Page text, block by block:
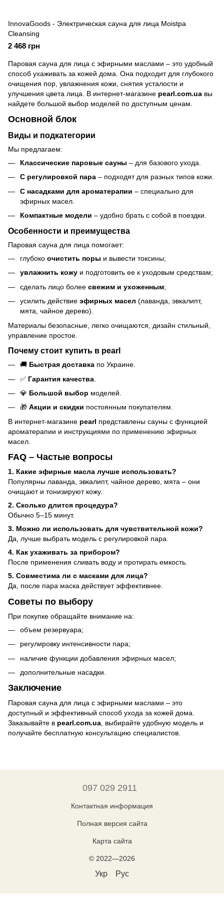
InnovaGoods - Электрическая сауна для лица Moistpa
Cleansing
2 468 грн
Паровая сауна для лица с эфирными маслами – это удобный
способ ухаживать за кожей дома. Она подходит для глубокого
очищения пор, увлажнения кожи, снятия усталости и
улучшения цвета лица. В интернет-магазине pearl.com.ua вы
найдете большой выбор моделей по доступным ценам.
Основной блок
Виды и подкатегории
Мы предлагаем:
Классические паровые сауны – для базового ухода.
С регулировкой пара – подходят для разных типов кожи.
С насадками для ароматерапии – специально для
эфирных масел.
Компактные модели – удобно брать с собой в поездки.
Особенности и преимущества
Паровая сауна для лица помогает:
глубоко очистить поры и вывести токсины;
увлажнить кожу и подготовить ее к уходовым средствам;
сделать лицо более свежим и ухоженным;
усилить действие эфирных масел (лаванда, эвкалипт,
мята, чайное дерево).
Материалы безопасные, легко очищаются, дизайн стильный,
управление простое.
Почему стоит купить в pearl
🚚 Быстрая доставка по Украине.
✅ Гарантия качества
💎 Большой выбор моделей.
🎁 Акции и скидки постоянным покупателям.
В интернет-магазине pearl представлены сауны с функцией
ароматерапии и инструкциями по применению эфирных
масел.
FAQ – Частые вопросы
1. Какие эфирные масла лучше использовать?
Популярны лаванда, эвкалипт, чайное дерево, мята – они
очищают и тонизируют кожу.
2. Сколько длится процедура?
Обычно 5–15 минут.
3. Можно ли использовать для чувствительной кожи?
Да, лучше выбрать модель с регулировкой пара.
4. Как ухаживать за прибором?
После применения сливать воду и протирать емкость.
5. Совместима ли с масками для лица?
Да, после пара маска действует эффективнее.
Советы по выбору
При покупке обращайте внимание на:
объем резервуара;
регулировку интенсивности пара;
наличие функции добавления эфирных масел;
дополнительные насадки.
Заключение
Паровая сауна для лица с эфирными маслами – это
доступный и эффективный способ ухода за кожей дома.
Заказывайте в pearl.com.ua , выбирайте удобную модель и
получайте бесплатную консультацию специалистов.
097 029 2911
Контактная информация
Полная версия сайта
Карта сайта
© 2022—2026
Укр Рус